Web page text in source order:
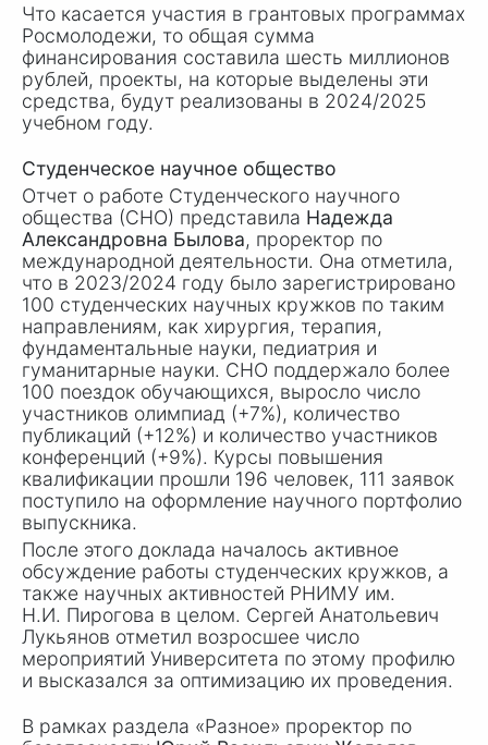
Что касается участия в грантовых программах
Росмолодежи, то общая сумма
финансирования составила шесть миллионов
рублей, проекты, на которые выделены эти
средства, будут реализованы в 2024/2025
учебном году.
Студенческое научное общество
Отчет о работе Студенческого научного
общества (СНО) представила Надежда
Александровна Былова, проректор по
международной деятельности. Она отметила,
что в 2023/2024 году было зарегистрировано
100 студенческих научных кружков по таким
направлениям, как хирургия, терапия,
фундаментальные науки, педиатрия и
гуманитарные науки. СНО поддержало более
100 поездок обучающихся, выросло число
участников олимпиад (+7%), количество
публикаций (+12%) и количество участников
конференций (+9%). Курсы повышения
квалификации прошли 196 человек, 111 заявок
поступило на оформление научного портфолио
выпускника.
После этого доклада началось активное
обсуждение работы студенческих кружков, а
также научных активностей РНИМУ им.
Н.И. Пирогова в целом. Сергей Анатольевич
Лукьянов отметил возросшее число
мероприятий Университета по этому профилю
и высказался за оптимизацию их проведения.
В рамках раздела «Разное» проректор по